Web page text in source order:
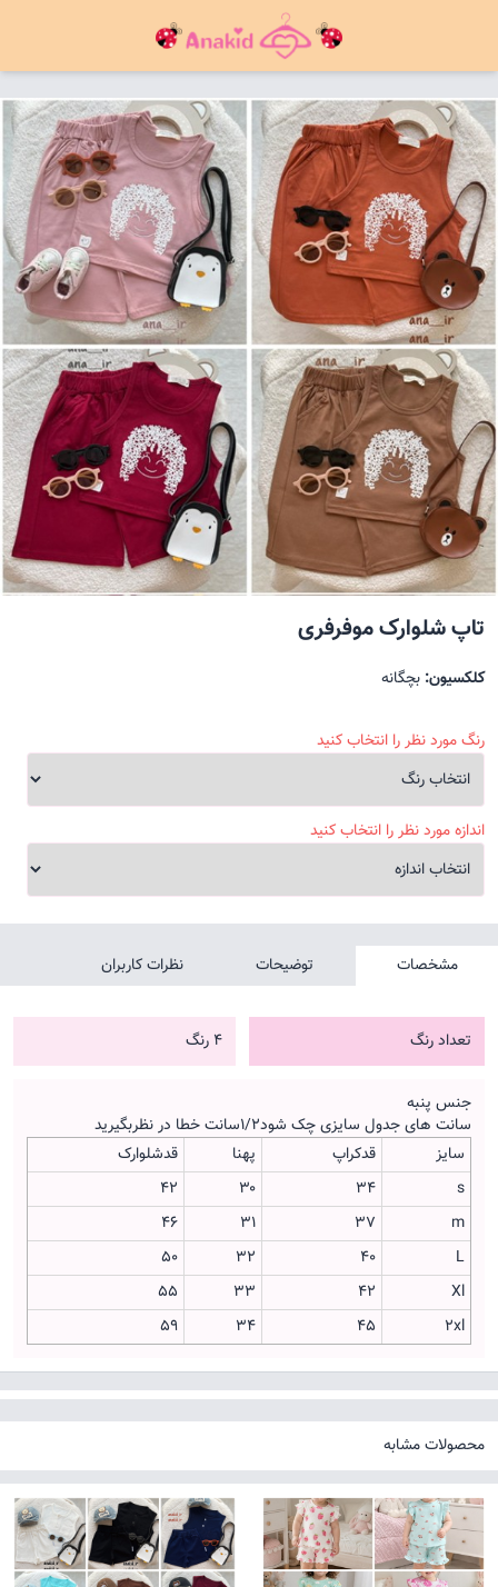
تاپ شلوارک موفرفری
کلکسیون: بچگانه
رنگ مورد نظر را انتخاب کنید
اندازه مورد نظر را انتخاب کنید
مشخصات توضیحات نظرات کاربران
تعداد رنگ 4 رنگ
جنس پنبه
سانت های جدول سایزی چک شود۱/۲سانت خطا در نظربگیرید
سایز
قدکراپ پهنا
قدشلوارک
s
۳۴ ۳۰
42
m
۳۷ ۳۱
46
L
۴۰ ۳۲
50
Xl
۴۲ ۳۳
55
2xl
۴۵ ۳۴ 59
محصولات مشابه